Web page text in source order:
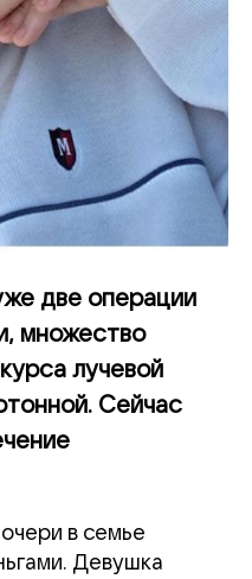
две операции
множество
лучевой
Сейчас
в семье
Девушка